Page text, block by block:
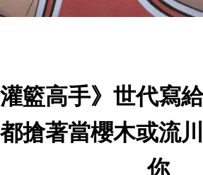
籃高手》世代寫
搶著當櫻木或流
你